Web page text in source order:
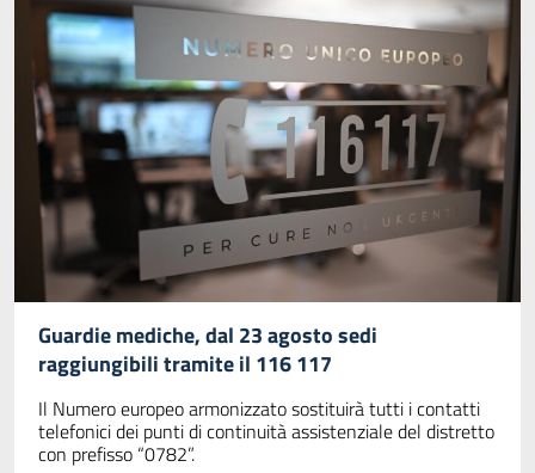
Guardie mediche, dal 23 agosto sedi
raggiungibili tramite il 116 117
Il Numero europeo armonizzato sostituirà tutti i contatti
telefonici dei punti di continuità assistenziale del distretto
con prefisso “0782”.